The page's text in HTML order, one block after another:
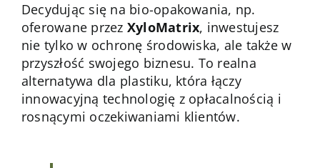
Decydując się na bio-opakowania, np.
oferowane przez XyloMatrix, inwestujesz
nie tylko w ochronę środowiska, ale także w
przyszłość swojego biznesu. To realna
alternatywa dla plastiku, która łączy
innowacyjną technologię z opłacalnością i
rosnącymi oczekiwaniami klientów.